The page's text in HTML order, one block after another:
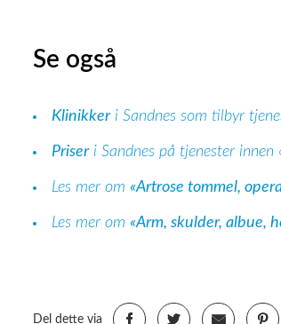
Se også
Klinikkeri Sandnes som tilbyr
Priseri Sandnes på tjenester innen
Les mer om «Artrose tommel,
Les mer om «Arm, skulder, albue,
Del dette via